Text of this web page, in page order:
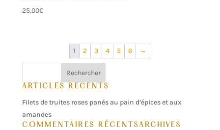
25,00€
1 2 3 4 5 6 →
ARTICLES RÉCENTS
Filets de truites roses panés au pain d’épices et aux
amandes
COMMENTAIRES RÉCENTSARCHIVES